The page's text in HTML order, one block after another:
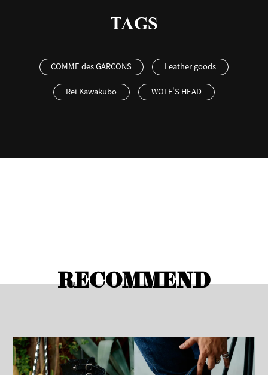
TAGS
COMME des GARCONS Leather goods
Rei Kawakubo WOLF'S HEAD
RECOMMEND